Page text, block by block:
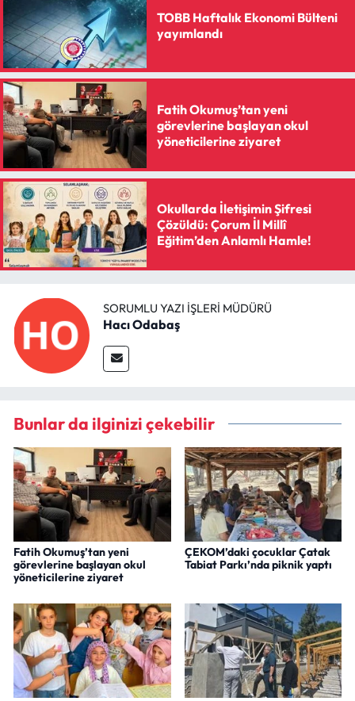
TOBB Haftalık Ekonomi Bülteni
yayımlandı
Fatih Okumuş’tan yeni
görevlerine başlayan okul
yöneticilerine ziyaret
Okullarda İletişimin Şifresi
Çözüldü: Çorum İl Millî
Eğitim’den Anlamlı Hamle!
SORUMLU YAZI İŞLERI MÜDÜRÜ
Hacı Odabaş
Bunlar da ilginizi çekebilir
Fatih Okumuş’tan yeni
görevlerine başlayan okul
yöneticilerine ziyaret
ÇEKOM’daki çocuklar Çatak
Tabiat Parkı’nda piknik yaptı
Spor
Sungurlu Haberleri
Turizm
Uğurludağ Haberleri
Yaşam
Yayla Haber
Yerel Haberler